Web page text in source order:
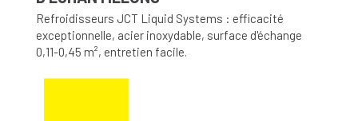
Refroidisseurs JCT Liquid Systems : efficacité
exceptionnelle, acier inoxydable, surface d'échange
0,11-0,45 m², entretien facile.